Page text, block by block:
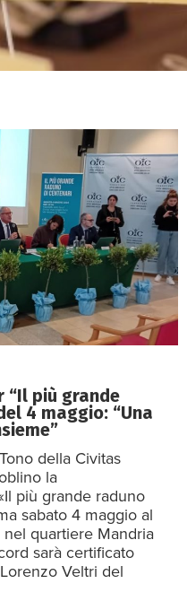
“Il più grande
4 maggio: “Una
della Civitas
la
più grande raduno
sabato 4 maggio al
nel quartiere Mandria
sarà certificato
Veltri del